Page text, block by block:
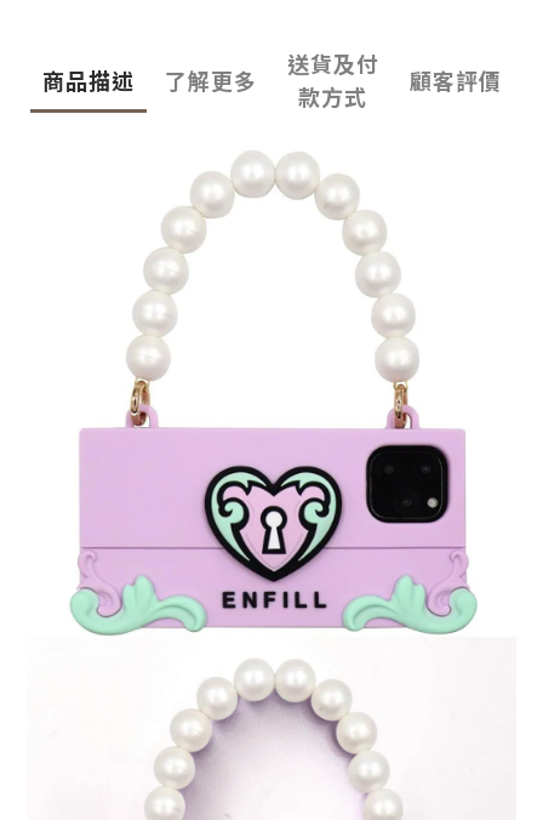
商品描述 了解更多
送貨及付
款方式
顧客評價